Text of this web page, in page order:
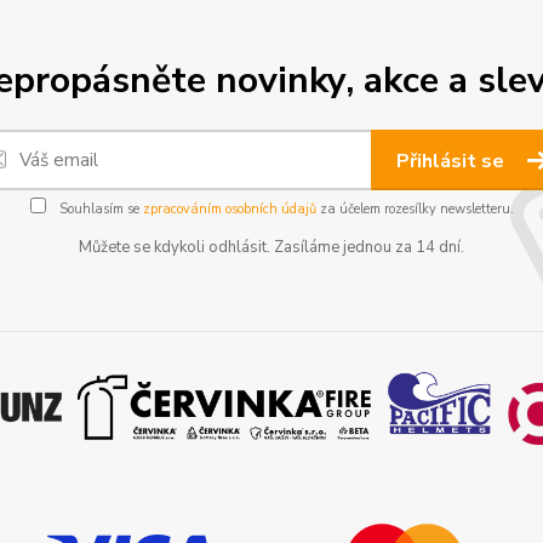
novinky, akce a
Přihlásit se
Souhlasím se zpracováním osobních údajůza účelem rozesílky newsletteru.
Můžete se kdykoli odhlásit. Zasíláme jednou za 14 dní.